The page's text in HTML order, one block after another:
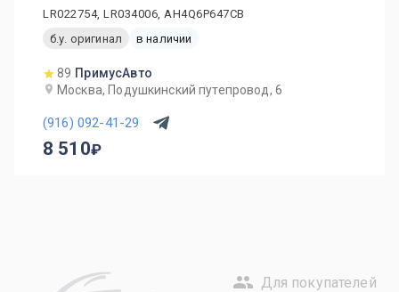
LR022754, LR034006, AH4Q6P647CB
б.у. оригинал
в наличии
89 ПримусАвто
Москва, Подушкинский путепровод, 6
(916) 092-41-29
8 510
Для покупателей